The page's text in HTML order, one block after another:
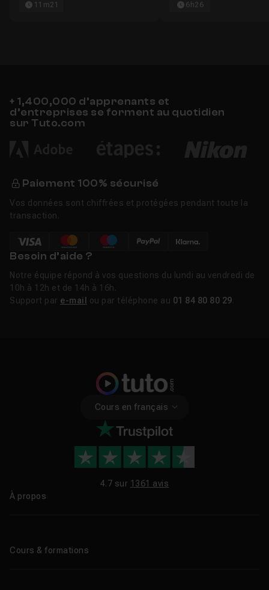
11m21 6h26
+ 1,400,000 d’apprenants et
d’entreprises se forment au quotidien
sur Tuto.com
Paiement 100% sécurisé
Vos données sont chiffrées et protégées pendant toute la
transaction.
Besoin d’aide ?
Notre équipe répond à vos questions du lundi au vendredi de
10h à 12h et de 14h à 16h.
Support par e-mail ou par téléphone au 01 84 80 80 29
Cours en français
4.7 sur 1361 avis
À propos
Cours & formations